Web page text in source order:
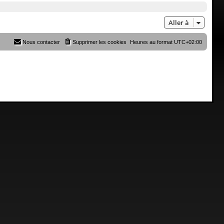
Aller à
Heures au formatUTC+02:00
Supprimer les cookies
Nous contacter